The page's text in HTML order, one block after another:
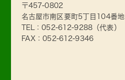
〒457-0802
名古屋市南区要町5丁目104番地
TEL：052-612-9288 （代表）
FAX：052-612-9346